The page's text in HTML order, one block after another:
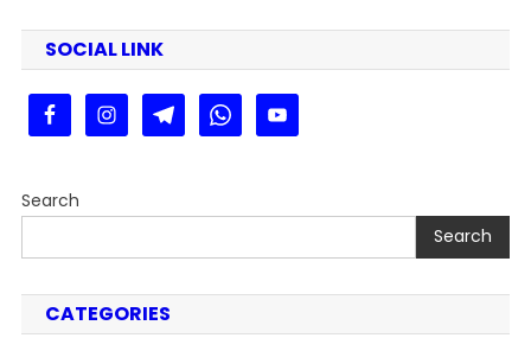
SOCIAL LINK
Search
Search
CATEGORIES